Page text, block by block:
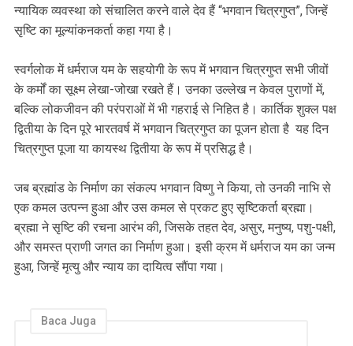
न्यायिक व्यवस्था को संचालित करने वाले देव हैं “भगवान चित्रगुप्त”, जिन्हें
सृष्टि का मूल्यांकनकर्ता कहा गया है।
स्वर्गलोक में धर्मराज यम के सहयोगी के रूप में भगवान चित्रगुप्त सभी जीवों
के कर्मों का सूक्ष्म लेखा-जोखा रखते हैं। उनका उल्लेख न केवल पुराणों में,
बल्कि लोकजीवन की परंपराओं में भी गहराई से निहित है। कार्तिक शुक्ल पक्ष
द्वितीया के दिन पूरे भारतवर्ष में भगवान चित्रगुप्त का पूजन होता है यह दिन
चित्रगुप्त पूजा या कायस्थ द्वितीया के रूप में प्रसिद्ध है।
जब ब्रह्मांड के निर्माण का संकल्प भगवान विष्णु ने किया, तो उनकी नाभि से
एक कमल उत्पन्न हुआ और उस कमल से प्रकट हुए सृष्टिकर्ता ब्रह्मा।
ब्रह्मा ने सृष्टि की रचना आरंभ की, जिसके तहत देव, असुर, मनुष्य, पशु-पक्षी,
और समस्त प्राणी जगत का निर्माण हुआ। इसी क्रम में धर्मराज यम का जन्म
हुआ, जिन्हें मृत्यु और न्याय का दायित्व सौंपा गया।
Baca Juga